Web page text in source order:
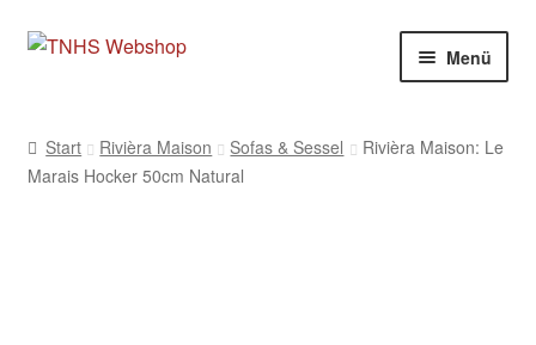
Zur
Zum
Menü
Start Rivièra Maison Sofas & Sessel
Rivièra Maison: Le
Marais Hocker 50cm Natural